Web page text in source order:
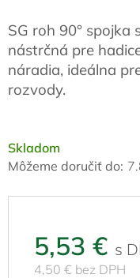
Skladom
Môžeme doručiť do:
5,53 €
4,50 € bez DPH
SG roh 90° spojka
nástrčná pre
náradia, ideálna
rozvody.